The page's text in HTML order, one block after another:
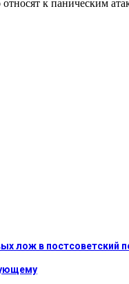
к паническим
лож в постсоветский